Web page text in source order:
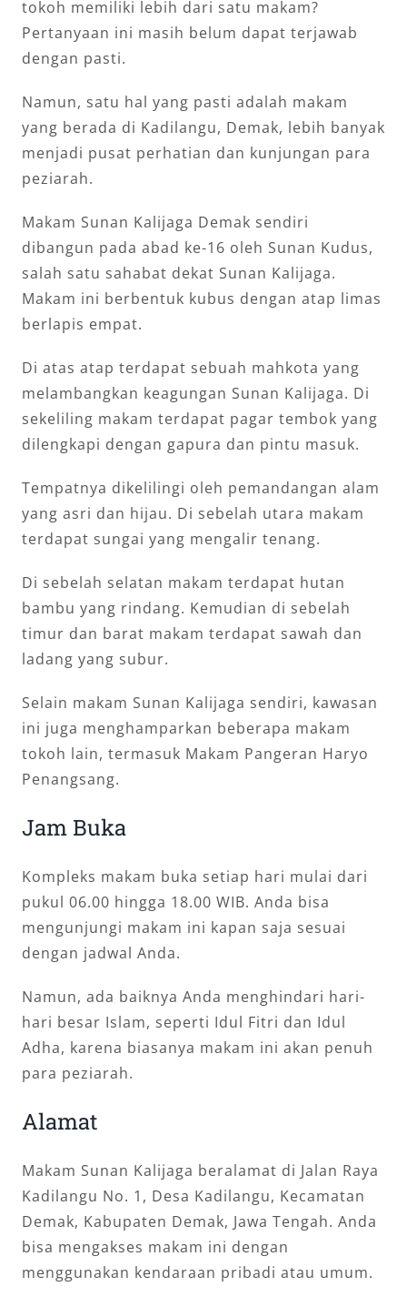
tokoh memiliki lebih dari satu makam?
Pertanyaan ini masih belum dapat terjawab
dengan pasti.
Namun, satu hal yang pasti adalah makam
yang berada di Kadilangu, Demak, lebih banyak
menjadi pusat perhatian dan kunjungan para
peziarah.
Makam Sunan Kalijaga Demak sendiri
dibangun pada abad ke-16 oleh Sunan Kudus,
salah satu sahabat dekat Sunan Kalijaga.
Makam ini berbentuk kubus dengan atap limas
berlapis empat.
Di atas atap terdapat sebuah mahkota yang
melambangkan keagungan Sunan Kalijaga. Di
sekeliling makam terdapat pagar tembok yang
dilengkapi dengan gapura dan pintu masuk.
Tempatnya dikelilingi oleh pemandangan alam
yang asri dan hijau. Di sebelah utara makam
terdapat sungai yang mengalir tenang.
Di sebelah selatan makam terdapat hutan
bambu yang rindang. Kemudian di sebelah
timur dan barat makam terdapat sawah dan
ladang yang subur.
Selain makam Sunan Kalijaga sendiri, kawasan
ini juga menghamparkan beberapa makam
tokoh lain, termasuk Makam Pangeran Haryo
Penangsang.
Jam Buka
Kompleks makam buka setiap hari mulai dari
pukul 06.00 hingga 18.00 WIB. Anda bisa
mengunjungi makam ini kapan saja sesuai
dengan jadwal Anda.
Namun, ada baiknya Anda menghindari hari-
hari besar Islam, seperti Idul Fitri dan Idul
Adha, karena biasanya makam ini akan penuh
para peziarah.
Alamat
Makam Sunan Kalijaga beralamat di Jalan Raya
Kadilangu No. 1, Desa Kadilangu, Kecamatan
Demak, Kabupaten Demak, Jawa Tengah. Anda
bisa mengakses makam ini dengan
menggunakan kendaraan pribadi atau umum.